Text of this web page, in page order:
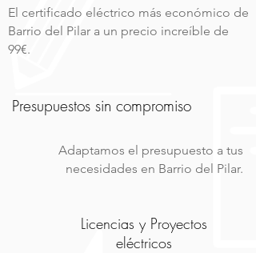
El certificado eléctrico más económico de
Barrio del Pilar a un precio increíble de
99€.
Presupuestos sin compromiso
Adaptamos el presupuesto a tus
necesidades en Barrio del Pilar.
Licencias y Proyectos
eléctricos